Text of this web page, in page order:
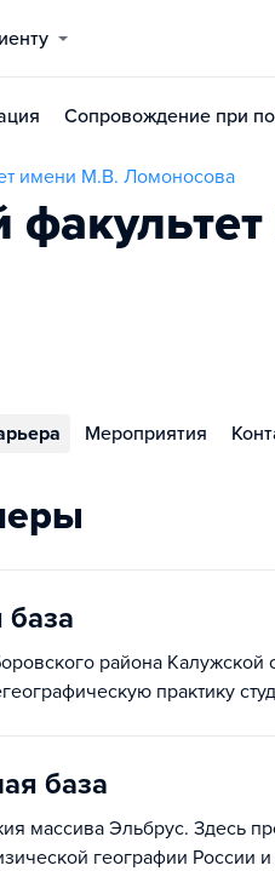
Сопровождение при
имени М.В. Ломоносова
Мероприятия
база
района Калужской
практику
база
массива Эльбрус. Здесь
географии России